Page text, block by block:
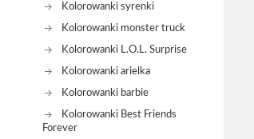
Kolorowanki syrenki
Kolorowanki monster truck
Kolorowanki L.O.L. Surprise
Kolorowanki arielka
Kolorowanki barbie
Kolorowanki Best Friends
Forever